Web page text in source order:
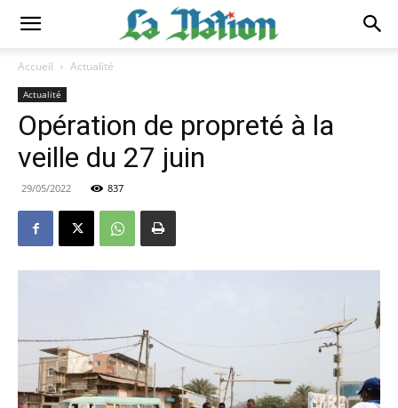
Accueil Actualité
Actualité
Opération de propreté à la
veille du 27 juin
29/05/2022 837